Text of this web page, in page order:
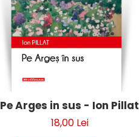
Pe Arges in sus - Ion Pillat
18,00 Lei